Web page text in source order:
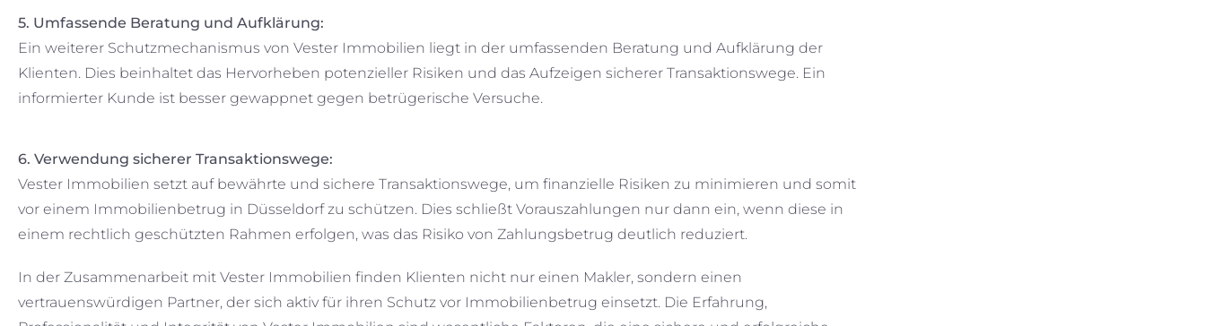
5. Umfassende Beratung und Aufklärung:
Ein weiterer Schutzmechanismus von Vester Immobilien liegt in der umfassenden Beratung und Aufklärung der
Klienten. Dies beinhaltet das Hervorheben potenzieller Risiken und das Aufzeigen sicherer Transaktionswege. Ein
informierter Kunde ist besser gewappnet gegen betrügerische Versuche.
6. Verwendung sicherer Transaktionswege:
Vester Immobilien setzt auf bewährte und sichere Transaktionswege, um finanzielle Risiken zu minimieren und somit
vor einem Immobilienbetrug in Düsseldorf zu schützen. Dies schließt Vorauszahlungen nur dann ein, wenn diese in
einem rechtlich geschützten Rahmen erfolgen, was das Risiko von Zahlungsbetrug deutlich reduziert.
In der Zusammenarbeit mit Vester Immobilien finden Klienten nicht nur einen Makler, sondern einen
vertrauenswürdigen Partner, der sich aktiv für ihren Schutz vor Immobilienbetrug einsetzt. Die Erfahrung,